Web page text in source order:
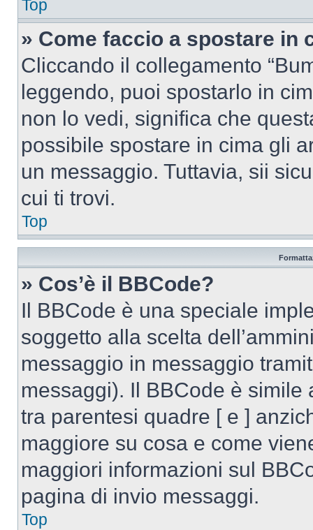
Top
» Come faccio a spostare in
Cliccando il collegamento
leggendo, puoi spostarlo in
non lo vedi, significa che
possibile spostare in cima gli
un messaggio. Tuttavia, sii
cui ti trovi.
Top
» Cos’è il BBCode?
Il BBCode è una speciale
soggetto alla scelta
messaggio in messaggio
messaggi). Il BBCode è simile
tra parentesi quadre [ e ]
maggiore su cosa e come
maggiori informazioni sul
pagina di invio messaggi.
Top